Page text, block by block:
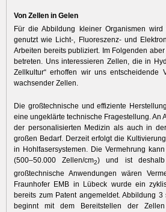
Von Zellen in Gelen
Für die Abbildung kleiner Organismen
genutzt wie Licht-, Fluoreszenz- und
Arbeiten bereits publiziert. Im Folgenden
betreten. Uns interessieren Zellen, die in
Zellkultur“ erhoffen wir uns entscheidende
wachsender Zellen.
Die großtechnische und effiziente
eine ungeklärte technische Fragestellung.
der personalisierten Medizin als auch in
großen Bedarf. Derzeit erfolgt die
in Hohlfasersystemen. Die Vermehrung
(500–50.000 Zellen/cm2) und ist deshalb
großtechnische Anwendungen wären
Fraunhofer EMB in Lübeck wurde ein
bereits zum Patent angemeldet. Abbildung
beginnt mit dem Bereitstellen der